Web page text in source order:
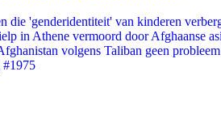
die 'genderidentiteit' van kinderen
in Athene vermoord door Afghaanse
volgens Taliban geen probleem
#1975